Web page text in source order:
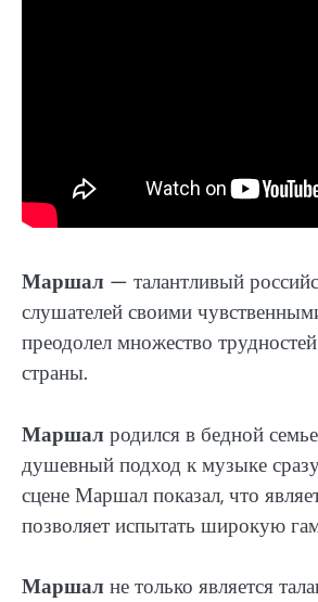
Маршал — талантливый
слушателей своими
преодолел множество
страны.
Маршал родился в бедной
душевный подход к музыке
сцене Маршал показал, что
позволяет испытать широкую
Маршал не только является